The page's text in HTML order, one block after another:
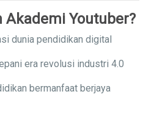
Akademi Youtuber?
dunia pendidikan digital
era revolusi industri 4.0
bermanfaat berjaya